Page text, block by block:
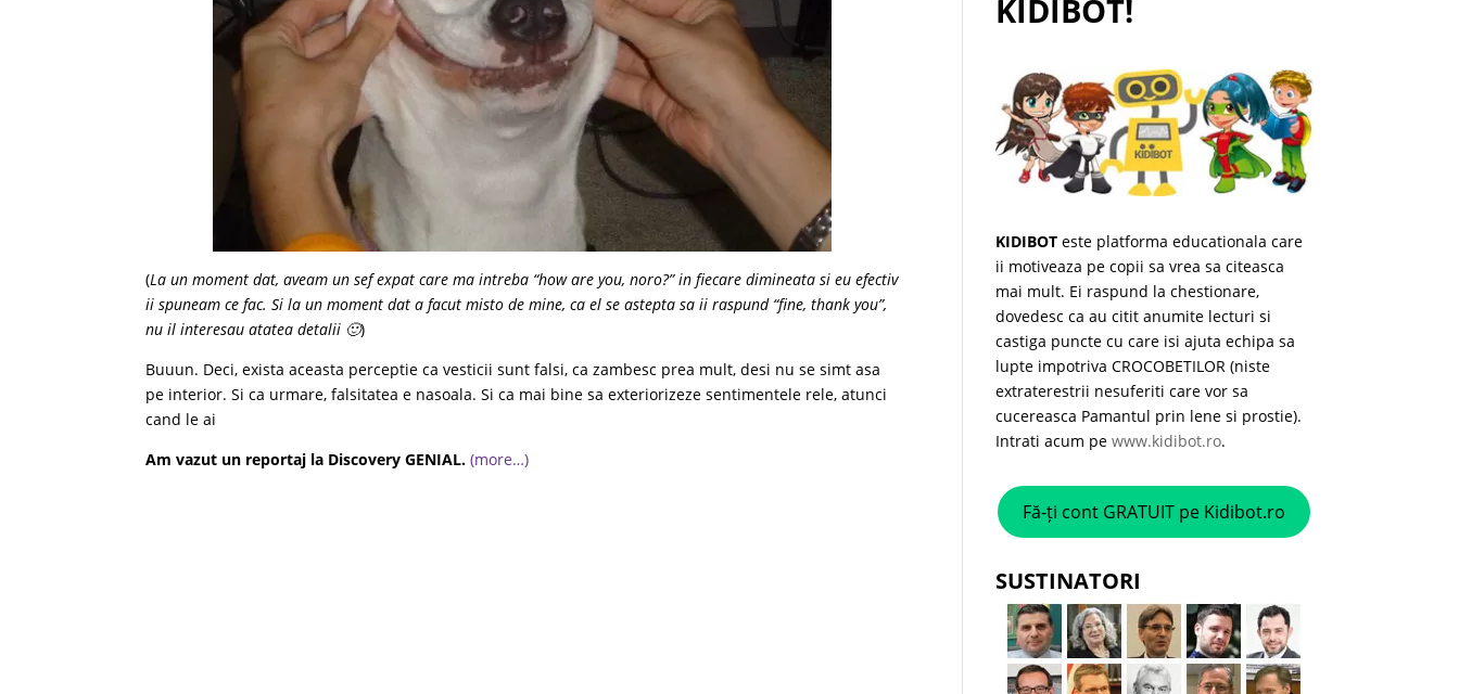
(La un moment dat, aveam un sef expat care ma intreba “how are you, noro?” in fiecare dimineata si eu efectiv
ii spuneam ce fac. Si la un moment dat a facut misto de mine, ca el se astepta sa ii raspund “fine, thank you”,
nu il interesau atatea detalii 🙂)
Buuun. Deci, exista aceasta perceptie ca vesticii sunt falsi, ca zambesc prea mult, desi nu se simt asa
pe interior. Si ca urmare, falsitatea e nasoala. Si ca mai bine sa exteriorizeze sentimentele rele, atunci
cand le ai
Am vazut un reportaj la Discovery GENIAL. (more…)
KIDIBOT!
KIDIBOT este platforma educationala care
ii motiveaza pe copii sa vrea sa citeasca
mai mult. Ei raspund la chestionare,
dovedesc ca au citit anumite lecturi si
castiga puncte cu care isi ajuta echipa sa
lupte impotriva CROCOBETILOR (niste
extraterestrii nesuferiti care vor sa
cucereasca Pamantul prin lene si prostie).
Intrati acum pewww.kidibot.ro.
Fă-ți cont GRATUIT pe Kidibot.ro
SUSTINATORI